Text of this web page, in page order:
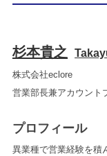
杉本貴之
株式会社eclore
営業部長兼アカウント
プロフィール
異業種で営業経験を積